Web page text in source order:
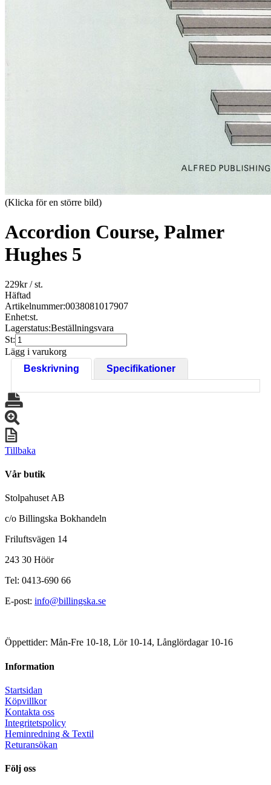
(Klicka för en större bild)
Accordion Course, Palmer
Hughes 5
229kr/ st.
Häftad
Artikelnummer:0038081017907
Enhet:st.
Lagerstatus:Beställningsvara
St:
Lägg i varukorg
Beskrivning
Specifikationer
Tillbaka
Vår butik
Stolpahuset AB
c/o Billingska Bokhandeln
Friluftsvägen 14
243 30 Höör
Tel: 0413-690 66
E-post: info@billingska.se
Öppettider: Mån-Fre 10-18, Lör 10-14, Långlördagar 10-16
Information
Startsidan
Köpvillkor
Kontakta oss
Integritetspolicy
Heminredning & Textil
Returansökan
Följ oss